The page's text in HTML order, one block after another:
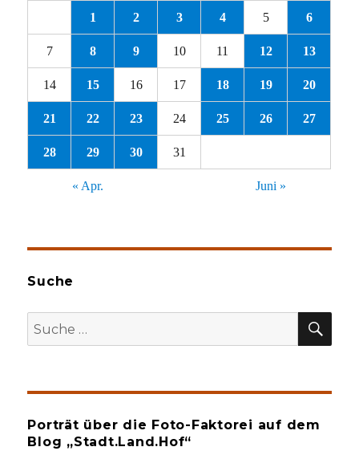
1 2 3 4 5 6
7 8 9 10 11 12 13
14 15 16 17 18 19 20
21 22 23 24 25 26 27
28 29 30 31
« Apr. Juni »
Suche
Suche
nach:
Porträt über die Foto-Faktorei auf dem
Blog „Stadt.Land.Hof“